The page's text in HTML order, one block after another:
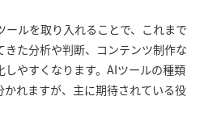
ールを取り入れることで、これまで
きた分析や判断、コンテンツ制作な
しやすくなります。AIツールの種類
れますが、主に期待されている役